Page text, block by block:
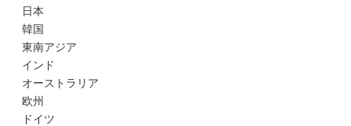
日本
韓国
東南アジア
インド
オーストラリア
欧州
ドイツ